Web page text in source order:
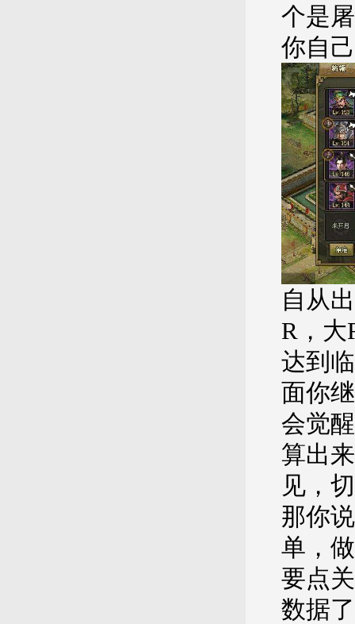
个是
你自
自从
R，
达到
面你
会觉
算出
见，
那你
单，
要点
数据